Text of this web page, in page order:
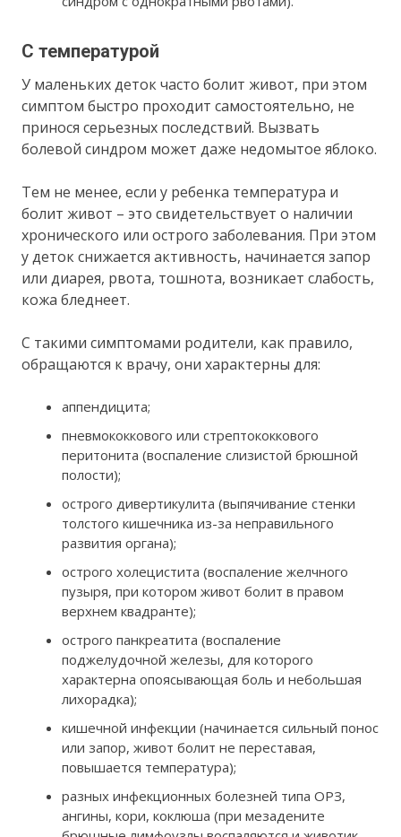
С температурой
У маленьких деток часто болит живот, при этом
симптом быстро проходит самостоятельно, не
принося серьезных последствий. Вызвать
болевой синдром может даже недомытое яблоко.
Тем не менее, если у ребенка температура и
болит живот – это свидетельствует о наличии
хронического или острого заболевания. При этом
у деток снижается активность, начинается запор
или диарея, рвота, тошнота, возникает слабость,
кожа бледнеет.
С такими симптомами родители, как правило,
обращаются к врачу, они характерны для:
аппендицита;
пневмококкового или стрептококкового
перитонита (воспаление слизистой брюшной
полости);
острого дивертикулита (выпячивание стенки
толстого кишечника из-за неправильного
развития органа);
острого холецистита (воспаление желчного
пузыря, при котором живот болит в правом
верхнем квадранте);
острого панкреатита (воспаление
поджелудочной железы, для которого
характерна опоясывающая боль и небольшая
лихорадка);
кишечной инфекции (начинается сильный понос
или запор, живот болит не переставая,
повышается температура);
разных инфекционных болезней типа ОРЗ,
ангины, кори, коклюша (при мезадените